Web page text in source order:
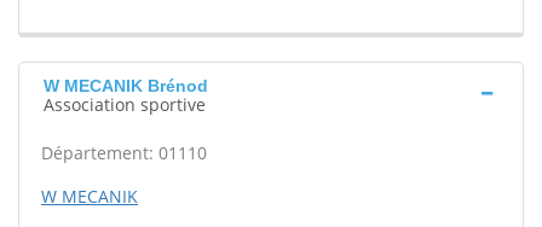
W MECANIK Brénod
Association sportive
Département: 01110
W MECANIK